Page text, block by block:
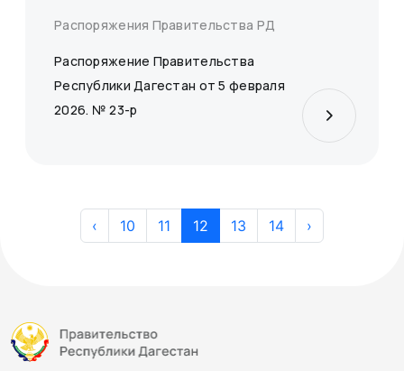
Распоряжения Правительства РД
Распоряжение Правительства
Республики Дагестан от 5 февраля
2026. № 23-р
‹ 10 11 12 13 14 ›